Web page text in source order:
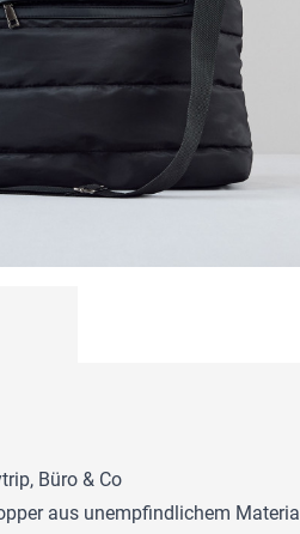
Büro & Co
aus unempfindlichem Material